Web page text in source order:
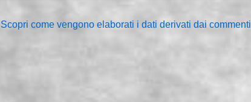
Scopri come vengono elaborati i dati derivati dai commenti